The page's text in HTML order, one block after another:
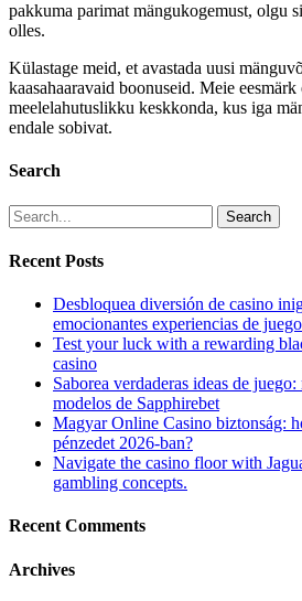
pakkuma parimat mängukogemust, olgu
olles.
Külastage meid, et avastada uusi
kaasahaaravaid boonuseid. Meie
meelelahutuslikku keskkonda, kus iga
endale sobivat.
Search
Search
Recent Posts
Desbloquea diversión de casino
emocionantes experiencias de
Test your luck with a rewarding
casino
Saborea verdaderas ideas de
modelos de Sapphirebet
Magyar Online Casino biztonság:
pénzedet 2026-ban?
Navigate the casino floor with
gambling concepts.
Recent Comments
Archives